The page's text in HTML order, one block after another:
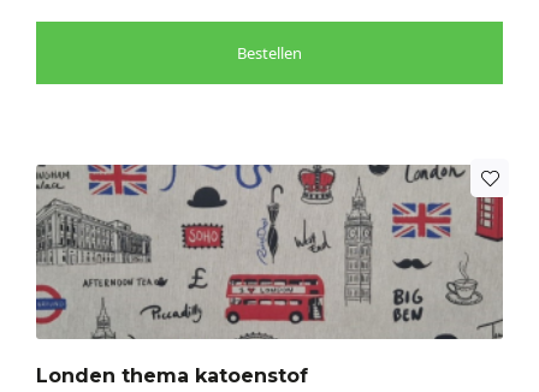
Bestellen
Londen thema katoenstof